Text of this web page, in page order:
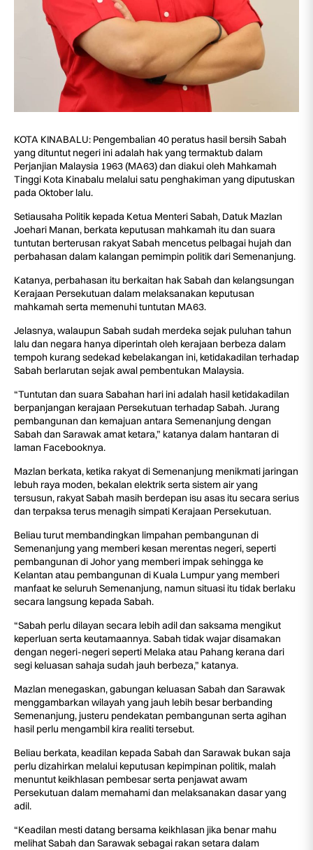
KOTA KINABALU: Pengembalian 40 peratus hasil bersih Sabah
yang dituntut negeri ini adalah hak yang termaktub dalam
Perjanjian Malaysia 1963 (MA63) dan diakui oleh Mahkamah
Tinggi Kota Kinabalu melalui satu penghakiman yang diputuskan
pada Oktober lalu.
Setiausaha Politik kepada Ketua Menteri Sabah, Datuk Mazlan
Joehari Manan, berkata keputusan mahkamah itu dan suara
tuntutan berterusan rakyat Sabah mencetus pelbagai hujah dan
perbahasan dalam kalangan pemimpin politik dari Semenanjung.
Katanya, perbahasan itu berkaitan hak Sabah dan kelangsungan
Kerajaan Persekutuan dalam melaksanakan keputusan
mahkamah serta memenuhi tuntutan MA63.
Jelasnya, walaupun Sabah sudah merdeka sejak puluhan tahun
lalu dan negara hanya diperintah oleh kerajaan berbeza dalam
tempoh kurang sedekad kebelakangan ini, ketidakadilan terhadap
Sabah berlarutan sejak awal pembentukan Malaysia.
“Tuntutan dan suara Sabahan hari ini adalah hasil ketidakadilan
berpanjangan kerajaan Persekutuan terhadap Sabah. Jurang
pembangunan dan kemajuan antara Semenanjung dengan
Sabah dan Sarawak amat ketara,” katanya dalam hantaran di
laman Facebooknya.
Mazlan berkata, ketika rakyat di Semenanjung menikmati jaringan
lebuh raya moden, bekalan elektrik serta sistem air yang
tersusun, rakyat Sabah masih berdepan isu asas itu secara serius
dan terpaksa terus menagih simpati Kerajaan Persekutuan.
Beliau turut membandingkan limpahan pembangunan di
Semenanjung yang memberi kesan merentas negeri, seperti
pembangunan di Johor yang memberi impak sehingga ke
Kelantan atau pembangunan di Kuala Lumpur yang memberi
manfaat ke seluruh Semenanjung, namun situasi itu tidak berlaku
secara langsung kepada Sabah.
“Sabah perlu dilayan secara lebih adil dan saksama mengikut
keperluan serta keutamaannya. Sabah tidak wajar disamakan
dengan negeri-negeri seperti Melaka atau Pahang kerana dari
segi keluasan sahaja sudah jauh berbeza,” katanya.
Mazlan menegaskan, gabungan keluasan Sabah dan Sarawak
menggambarkan wilayah yang jauh lebih besar berbanding
Semenanjung, justeru pendekatan pembangunan serta agihan
hasil perlu mengambil kira realiti tersebut.
Beliau berkata, keadilan kepada Sabah dan Sarawak bukan saja
perlu dizahirkan melalui keputusan kepimpinan politik, malah
menuntut keikhlasan pembesar serta penjawat awam
Persekutuan dalam memahami dan melaksanakan dasar yang
adil.
“Keadilan mesti datang bersama keikhlasan jika benar mahu
melihat Sabah dan Sarawak sebagai rakan setara dalam